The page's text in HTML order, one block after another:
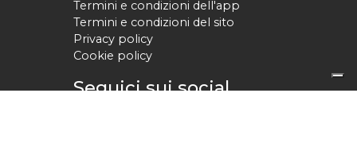
Termini e condizioni dell'app
Termini e condizioni del sito
Privacy policy
Cookie policy
Seguici sui social